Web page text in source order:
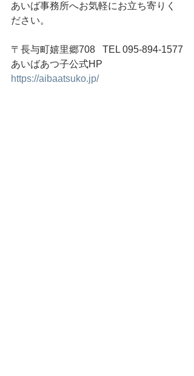
あいば事務所へお気軽にお立ち寄りく
ださい。
〒長与町嬉里郷708   TEL 095-894-1577
あいばあつ子公式HP
https://aibaatsuko.jp/